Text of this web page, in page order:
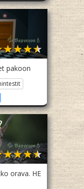
💦 𝔙𝔞𝔭𝔬𝔯𝔢𝔬𝔫💧
pakoon
💦 𝔙𝔞𝔭𝔬𝔯𝔢𝔬𝔫💧
orava. HE